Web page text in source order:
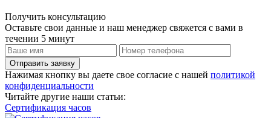
Получить консультацию
Оставьте свои данные и наш менеджер свяжется с вами в
течении 5 минут
Отправить заявку
Нажимая кнопку вы даете свое согласие с нашей политикой
конфиденциальности
Читайте другие наши статьи:
Сертификация часов